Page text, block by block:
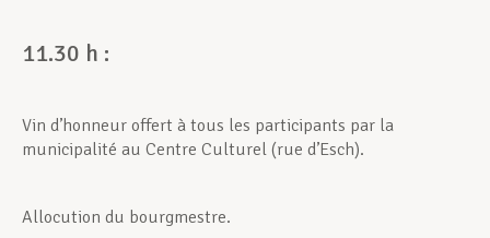
11.30 h :
Vin d’honneur offert à tous les participants par la
municipalité au Centre Culturel (rue d’Esch).
Allocution du bourgmestre.